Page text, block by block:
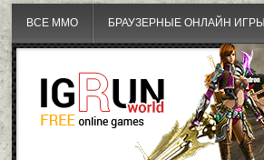
ВСЕ MMO БРАУЗЕРНЫЕ ОНЛАЙН ИГРЫ